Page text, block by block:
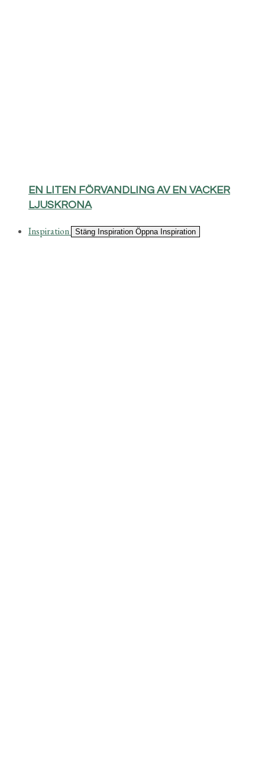
EN LITEN FÖRVANDLING AV EN VACKER
LJUSKRONA
Inspiration Stäng Inspiration Öppna Inspiration